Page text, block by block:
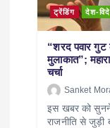
ट्रेंडिंग देश-
“शरद पवार
मुलाकात”;
चर्चा
Sanket
इस खबर को सुनने
राजनीति से जुड़ी